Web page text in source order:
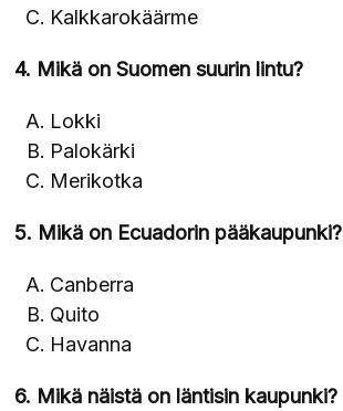
Kalkkarokäärme
4. Mikä on Suomen suurin lintu?
Lokki
Palokärki
Merikotka
5. Mikä on Ecuadorin pääkaupunki?
Canberra
Quito
Havanna
6. Mikä näistä on läntisin kaupunki?